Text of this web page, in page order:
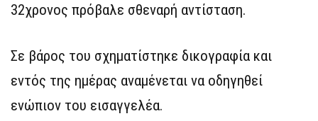
32χρονος πρόβαλε σθεναρή αντίσταση.
Σε βάρος του σχηματίστηκε δικογραφία και
εντός της ημέρας αναμένεται να οδηγηθεί
ενώπιον του εισαγγελέα.